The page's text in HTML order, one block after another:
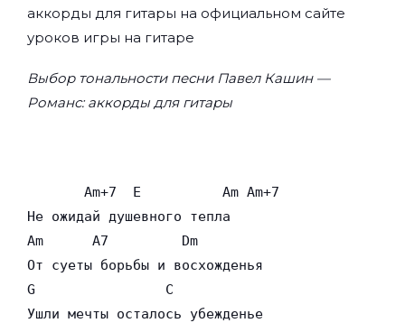
аккорды для гитары на официальном сайте
уроков игры на гитаре
Выбор тональности песни Павел Кашин —
Романс: аккорды для гитары
       Am+7  E          Am Am+7
Не ожидай душевного тепла
Am      A7         Dm
От суеты борьбы и восхожденья
G                C
Ушли мечты осталось убежденье